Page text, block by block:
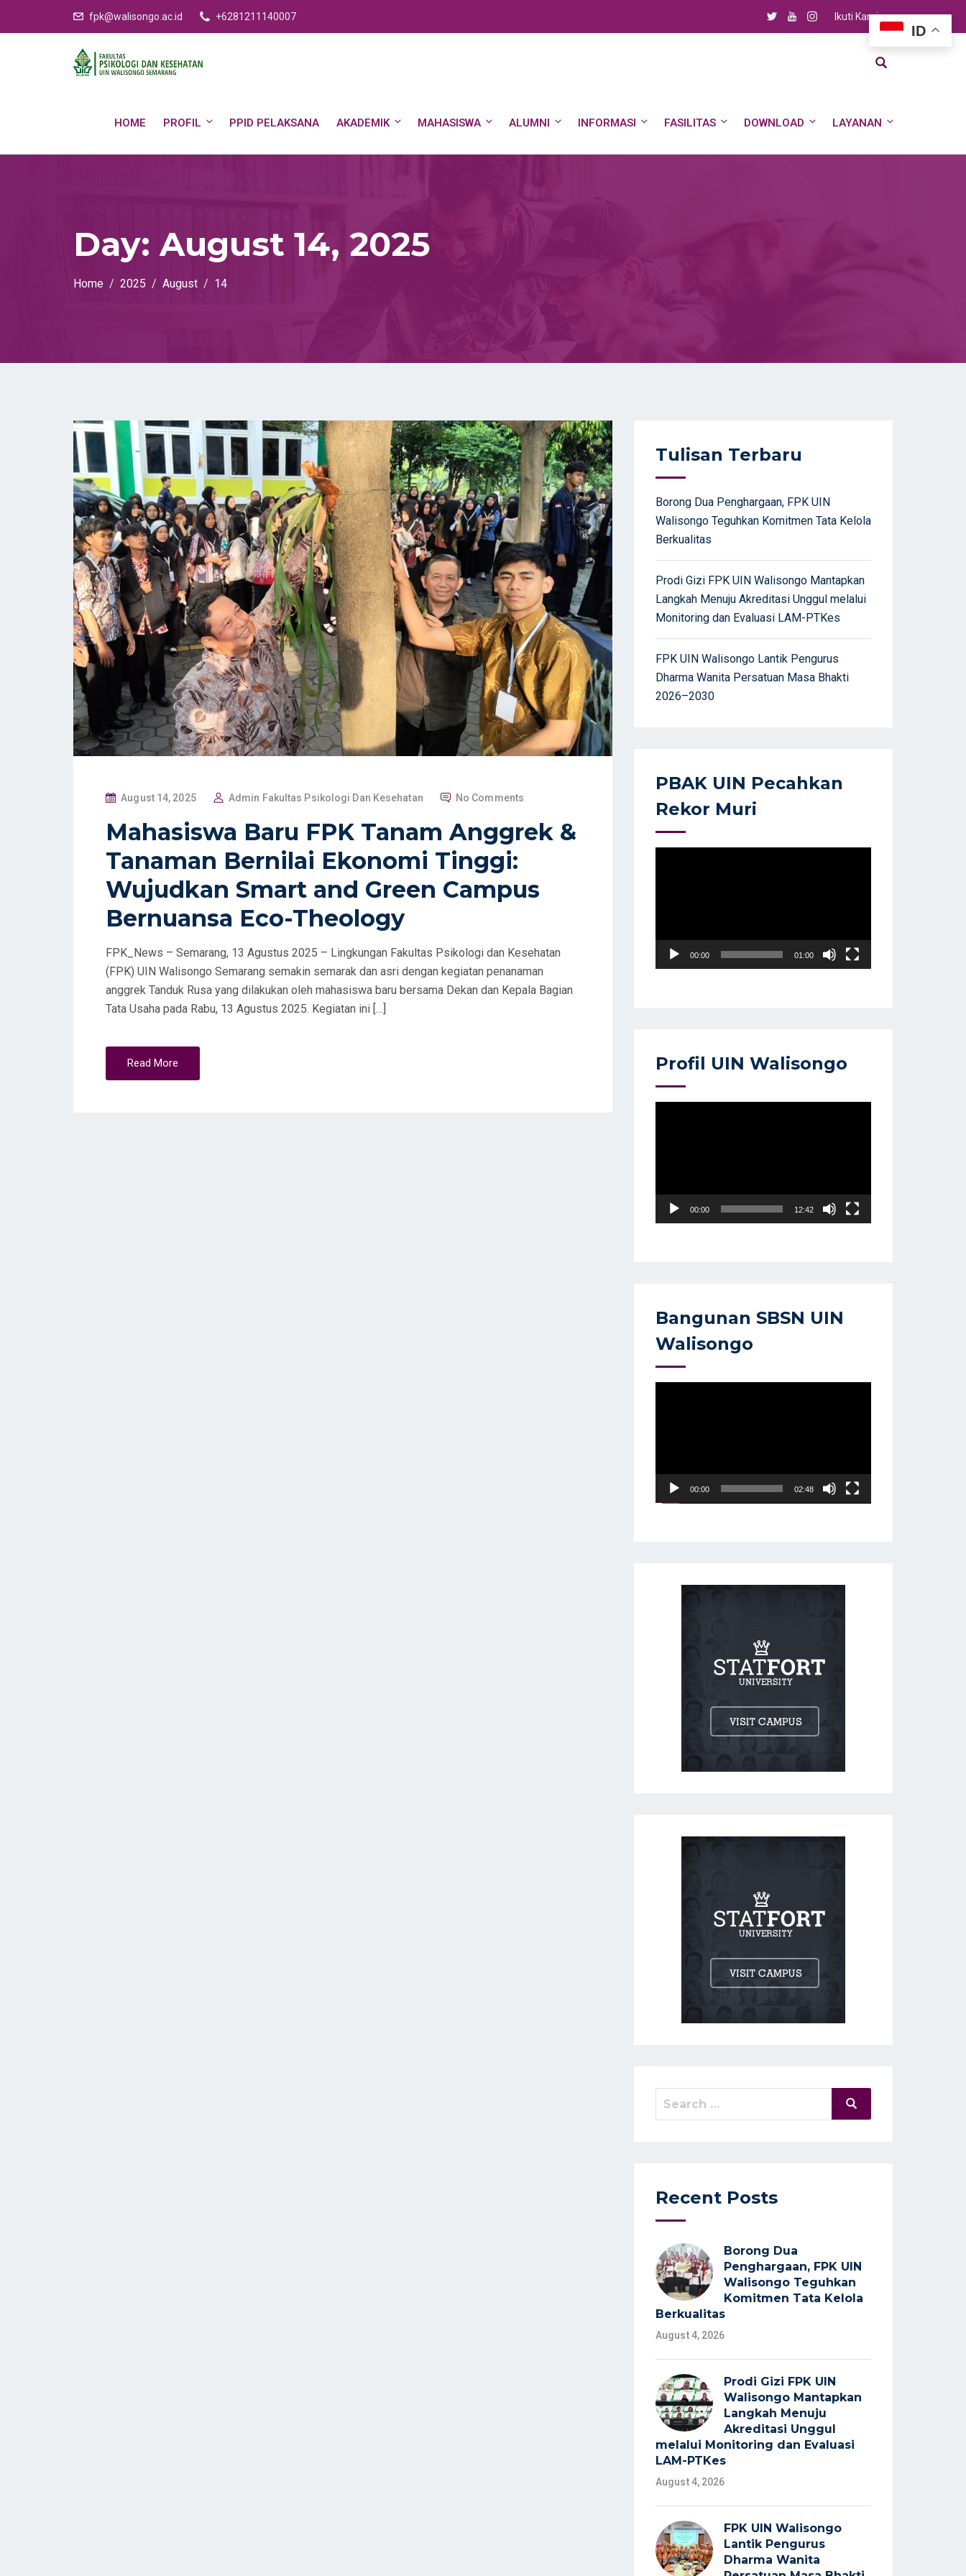
fpk@walisongo.ac.id +6281211140007 Ikuti Kami
HOME PROFIL PPID PELAKSANA AKADEMIK MAHASISWA ALUMNI INFORMASI FASILITAS DOWNLOAD LAYANAN
Day:August 14, 2025
Home 2025 August 14
P
S
T
E
D
O
N
August 14, 2025 Admin Fakultas Psikologi Dan Kesehatan No Comments
Mahasiswa Baru FPK Tanam Anggrek &
Tanaman Bernilai Ekonomi Tinggi:
Wujudkan Smart and Green Campus
Bernuansa Eco-Theology
FPK_News – Semarang, 13 Agustus 2025 – Lingkungan Fakultas Psikologi dan Kesehatan
(FPK) UIN Walisongo Semarang semakin semarak dan asri dengan kegiatan penanaman
anggrek Tanduk Rusa yang dilakukan oleh mahasiswa baru bersama Dekan dan Kepala Bagian
Tata Usaha pada Rabu, 13 Agustus 2025. Kegiatan ini […]
Read More
Tulisan Terbaru
Borong Dua Penghargaan, FPK UIN
Walisongo Teguhkan Komitmen Tata Kelola
Berkualitas
Prodi Gizi FPK UIN Walisongo Mantapkan
Langkah Menuju Akreditasi Unggul melalui
Monitoring dan Evaluasi LAM-PTKes
FPK UIN Walisongo Lantik Pengurus
Dharma Wanita Persatuan Masa Bhakti
2026–2030
PBAK UIN Pecahkan
Rekor Muri
00:00 01:00
Profil UIN Walisongo
00:00 12:42
Bangunan SBSN UIN
Walisongo
00:00 02:48
Search
Search
Recent Posts
Borong Dua
Penghargaan, FPK UIN
Walisongo Teguhkan
Komitmen Tata Kelola
Berkualitas
August 4, 2026
Prodi Gizi FPK UIN
Walisongo Mantapkan
Langkah Menuju
Akreditasi Unggul
melalui Monitoring dan Evaluasi
LAM-PTKes
August 4, 2026
FPK UIN Walisongo
Lantik Pengurus
Dharma Wanita
ID